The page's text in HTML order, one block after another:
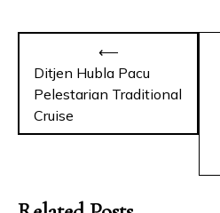
⟵
Ditjen Hubla Pacu
Pelestarian Traditional
Cruise